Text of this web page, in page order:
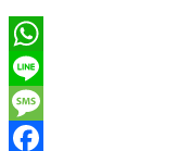
WhatsApp
Line
Message